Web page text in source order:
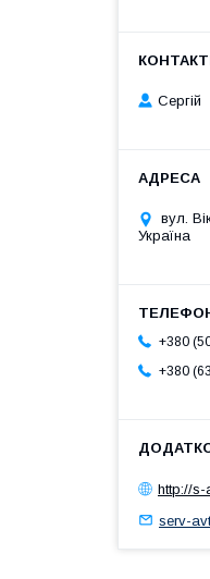
Сергій
вул.
Україна
+380
+380
http://s-
serv-